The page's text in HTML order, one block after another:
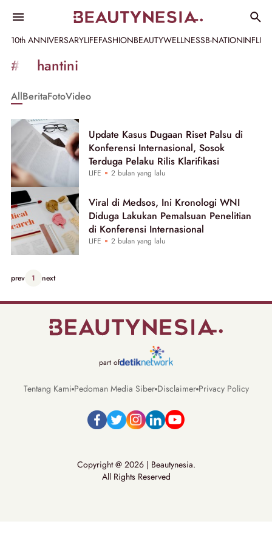
10th ANNIVERSARYLIFEFASHIONBEAUTYWELLNESSB-NATION
Informasi
[GET_DATA_TITLE]
Beautynesia
#prihantini
AllBeritaFotoVideo
Update Kasus Dugaan Riset Palsu di
Konferensi Internasional, Sosok
Terduga Pelaku Rilis Klarifikasi
LIFE 2 bulan yang lalu
Viral di Medsos, Ini Kronologi WNI
Diduga Lakukan Pemalsuan Penelitian
di Konferensi Internasional
LIFE 2 bulan yang lalu
prev 1 next
part of
Tentang Kami Pedoman Media Siber Disclaimer Privacy Policy
Copyright @ 2026 | Beautynesia.
All Rights Reserved